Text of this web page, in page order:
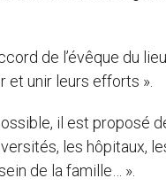
de l’évêque du
unir leurs efforts ».
il est proposé
les hôpitaux,
de la famille… ».